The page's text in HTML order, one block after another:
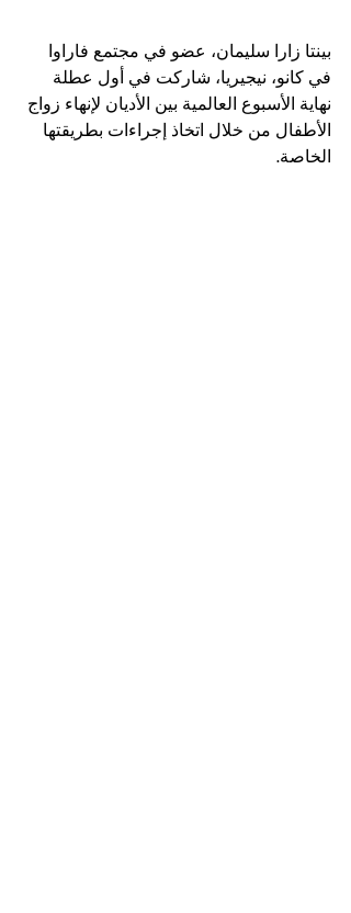
بينتا زارا سليمان، عضو في مجتمع فاراوا
في كانو، نيجيريا، شاركت في أول عطلة
نهاية الأسبوع العالمية بين الأديان لإنهاء زواج
الأطفال من خلال اتخاذ إجراءات بطريقتها
الخاصة.